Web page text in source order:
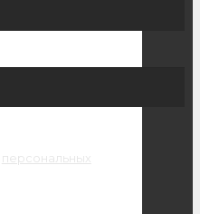
персональных